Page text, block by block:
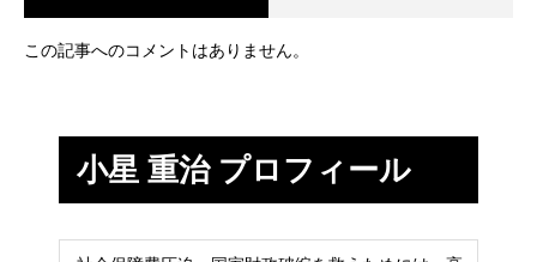
この記事へのコメントはありません。
小星 重治 プロフィール